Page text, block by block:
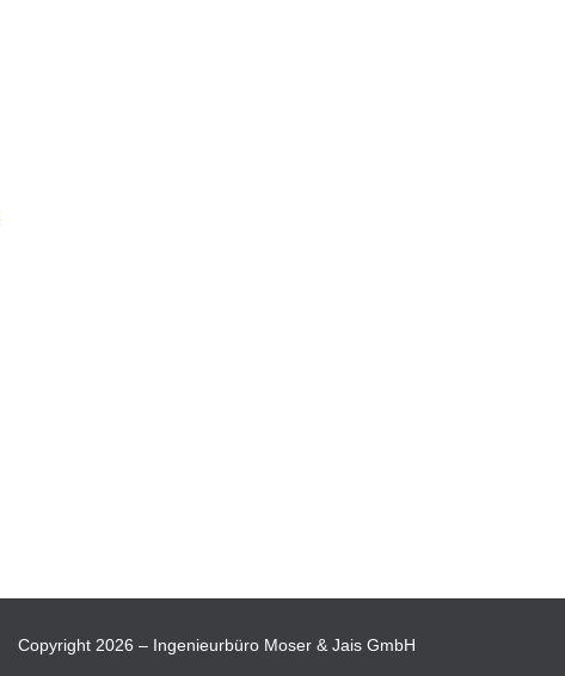
Copyright 2026 – Ingenieurbüro Moser & Jais GmbH